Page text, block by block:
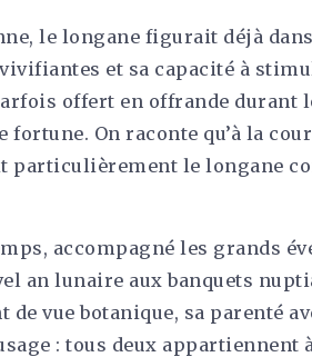
le longane figurait déjà
et sa capacité à
offert en offrande durant
fortune. On raconte qu’à la
particulièrement le longane
accompagné les grands
an lunaire aux banquets
de vue botanique, sa parenté
: tous deux appartiennent